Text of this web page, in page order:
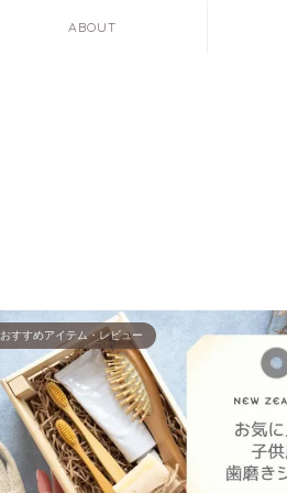
ABOUT
おすすめアイテム・レビュー